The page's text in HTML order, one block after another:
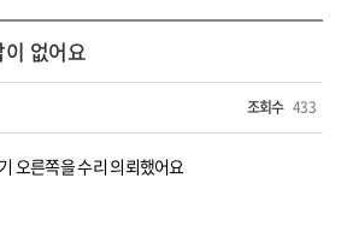
없어요
조회수 433
오른쪽을 수리 의뢰했어요